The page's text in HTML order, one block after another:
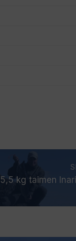
kg taimen